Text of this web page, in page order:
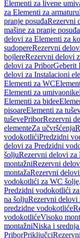
Elementi za livene
za Elementi za armaturu
pranje posuđaRezervni
mašine za pranje posuđa
delovi za Elementi za
sudopereRezervni
bojlereRezervni delovi
delovi za PriborGeberit
delovi za Instalacioni
Elementi za WC
Elementi za umivaonike
Elementi za bidee
pisoareElementi za
tuševePriborRezervni
elementeZa učvršćenja
vodokotlićiPredzidni
delovi za Predzidni
šoljuRezervni delovi za
montažniRezervni
montažaRezervni
vodokotlići za WC
Predzidni vodokotlići
na šoljuRezervni delovi
predzidne vodokotliće
vodokotlićeVisoko
montažniNiska i
PriborPriključci